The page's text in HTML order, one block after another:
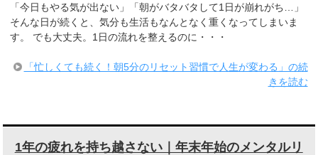
「今日もやる気が出ない」「朝がバタバタして1日が崩れがち…」
そんな日が続くと、気分も生活もなんとなく重くなってしまいま
す。 でも大丈夫。1日の流れを整えるのに・・・
「忙しくても続く！朝5分のリセット習慣で人生が変わる」の続
きを読む
1年の疲れを持ち越さない｜年末年始のメンタルリ